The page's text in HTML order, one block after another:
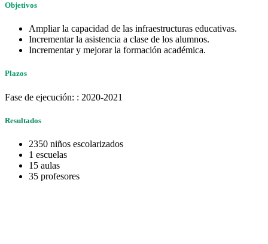
Objetivos
Ampliar la capacidad de las infraestructuras educativas.
Incrementar la asistencia a clase de los alumnos.
Incrementar y mejorar la formación académica.
Plazos
Fase de ejecución: : 2020-2021
Resultados
2350 niños escolarizados
1 escuelas
15 aulas
35 profesores